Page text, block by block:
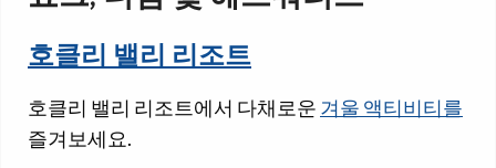
호클리 밸리 리조트
호클리 밸리 리조트에서 다채로운 겨울 액티비티를
즐겨보세요.